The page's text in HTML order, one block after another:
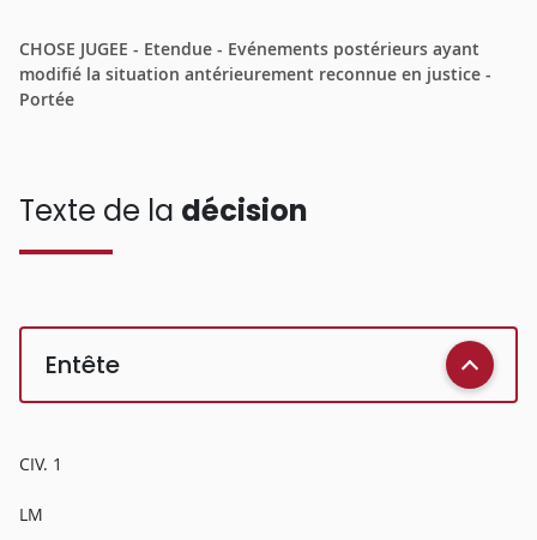
CHOSE JUGEE - Etendue - Evénements postérieurs ayant
modifié la situation antérieurement reconnue en justice -
Portée
Texte de la décision
Entête
CIV. 1
LM